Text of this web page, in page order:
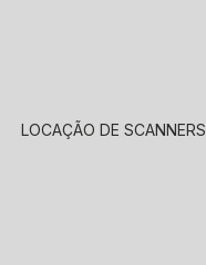
LOCAÇÃO DE SCANNERS